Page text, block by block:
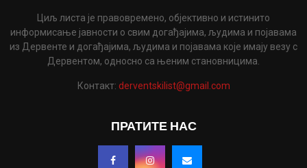
Циљ листа је правовремено, објективно и истинито
информисање јавности о свим догађајима, људима и појавама
из Дервенте и догађајима, људима и појавама које имају везу с
Дервентом, односно са њеним становницима.
Контакт: derventskilist@gmail.com
ПРАТИТЕ НАС